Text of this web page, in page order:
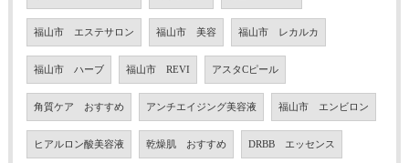
福山市 エステサロン 福山市 美容 福山市 レカルカ
福山市 ハーブ 福山市 REVI アスタCピール
角質ケア おすすめ アンチエイジング美容液 福山市 エンビロン
ヒアルロン酸美容液 乾燥肌 おすすめ DRBB エッセンス